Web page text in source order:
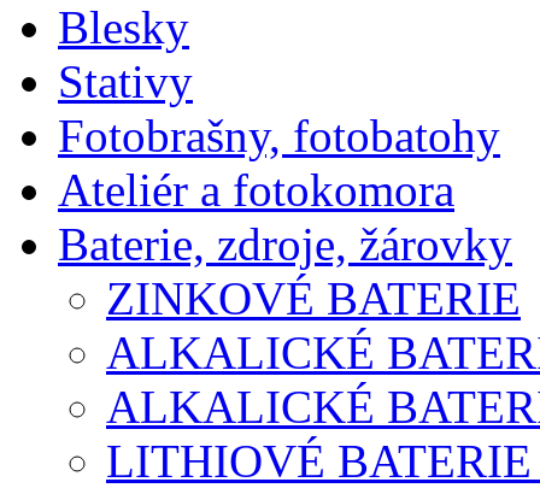
Blesky
Stativy
Fotobrašny, fotobatohy
Ateliér a fotokomora
Baterie, zdroje, žárovky
ZINKOVÉ BATERIE
ALKALICKÉ
ALKALICKÉ
LITHIOVÉ